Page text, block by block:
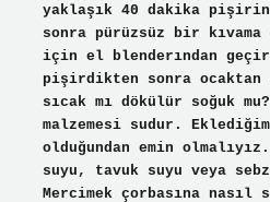
yaklaşık 40 dakika
sonra pürüzsüz bir kıvama
için el blenderından
pişirdikten sonra ocaktan
sıcak mı dökülür soğuk
malzemesi sudur.
olduğundan emin
suyu, tavuk suyu veya
Mercimek çorbasına nasıl